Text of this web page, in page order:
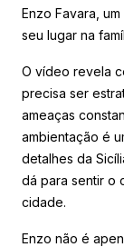
Enzo Favara,
seu lugar na
O vídeo revela
precisa ser
ameaças
ambientação é
detalhes da
dá para sentir o
cidade.
Enzo não é